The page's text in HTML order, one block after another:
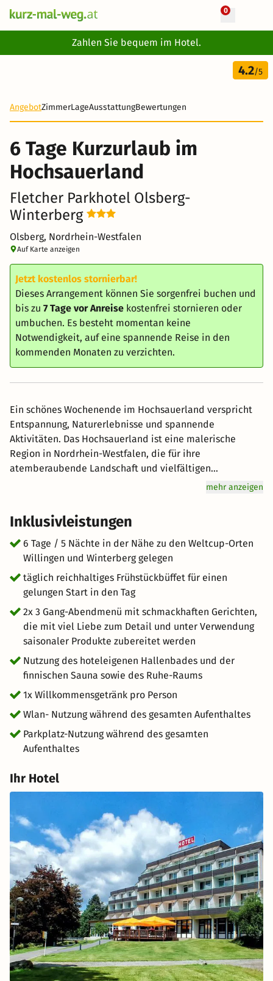
0
Zahlen Sie bequem im Hotel.
3 Tage
311 €
4.2/5
AngebotZimmerLageAusstattungBewertungen
6 Tage Kurzurlaub im
Hochsauerland
Fletcher Parkhotel Olsberg-
Winterberg
Olsberg, Nordrhein-Westfalen
Auf Karte anzeigen
Jetzt kostenlos stornierbar!
Dieses Arrangement können Sie sorgenfrei buchen und
bis zu 7 Tage vor Anreise kostenfrei stornieren oder
umbuchen. Es besteht momentan keine
Notwendigkeit, auf eine spannende Reise in den
kommenden Monaten zu verzichten.
Ein schönes Wochenende im Hochsauerland verspricht
Entspannung, Naturerlebnisse und spannende
Aktivitäten. Das Hochsauerland ist eine malerische
Region in Nordrhein-Westfalen, die für ihre
atemberaubende Landschaft und vielfältigen
entlang klarer Flüsse und über die sanften Hügel.
Erkunden Sie den Rothaarsteig oder den Sauerland-
Höhenflug, um die natürliche Schönheit der Region zu
entdecken. Erforschen Sie charmante Städte wie
Winterberg, Olsberg, und Schmallenberg, um lokale
Geschäfte, Restaurants und historische Stätten zu
entdecken. Der Naturpark Arnsberger Wald und der
Naturpark Rothaargebirge bieten großartige
Möglichkeiten, die Tierwelt und Pflanzenwelt des
Hochsauerlands zu erleben.
mehr anzeigen
Inklusivleistungen
6 Tage / 5 Nächte in der Nähe zu den Weltcup-Orten
Willingen und Winterberg gelegen
täglich reichhaltiges Frühstückbüffet für einen
gelungen Start in den Tag
2x 3 Gang-Abendmenü mit schmackhaften Gerichten,
die mit viel Liebe zum Detail und unter Verwendung
saisonaler Produkte zubereitet werden
Nutzung des hoteleigenen Hallenbades und der
finnischen Sauna sowie des Ruhe-Raums
1x Willkommensgetränk pro Person
Wlan- Nutzung während des gesamten Aufenthaltes
Parkplatz-Nutzung während des gesamten
Aufenthaltes
Ihr Hotel